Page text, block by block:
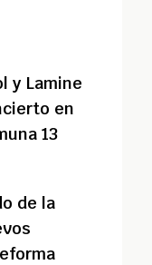
y Lamine
en
13
de la